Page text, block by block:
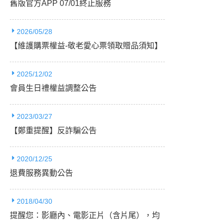
舊版官方APP 07/01終止服務
2026/05/28
【維護購票權益-敬老愛心票領取贈品須知】
2025/12/02
會員生日禮權益調整公告
2023/03/27
【鄭重提醒】反詐騙公告
2020/12/25
退費服務異動公告
2018/04/30
提醒您：影廳內、電影正片（含片尾），均